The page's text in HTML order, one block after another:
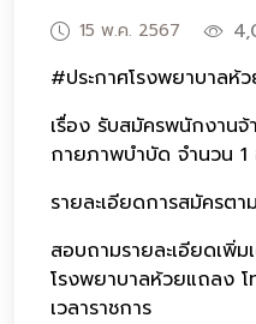
15 พ.ค. 2567
#ประกาศโรงพยาบาลห้
เรื่อง รับสมัครพนักงาน
กายภาพบำบัด จำนวน 1
รายละเอียดการสมัครต
สอบถามรายละเอียดเพิ่
โรงพยาบาลห้วยแถลง
เวลาราชการ